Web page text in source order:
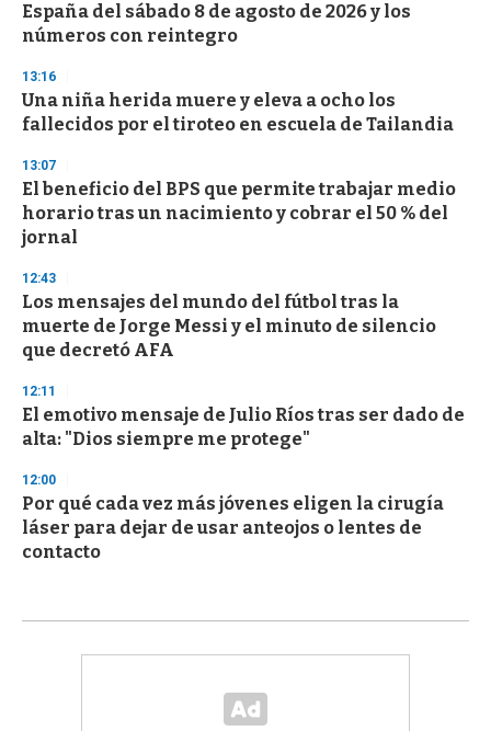
España del sábado 8 de agosto de 2026 y los
números con reintegro
13:16
Una niña herida muere y eleva a ocho los
fallecidos por el tiroteo en escuela de Tailandia
13:07
El beneficio del BPS que permite trabajar medio
horario tras un nacimiento y cobrar el 50 % del
jornal
12:43
Los mensajes del mundo del fútbol tras la
muerte de Jorge Messi y el minuto de silencio
que decretó AFA
12:11
El emotivo mensaje de Julio Ríos tras ser dado de
alta: "Dios siempre me protege"
12:00
Por qué cada vez más jóvenes eligen la cirugía
láser para dejar de usar anteojos o lentes de
contacto